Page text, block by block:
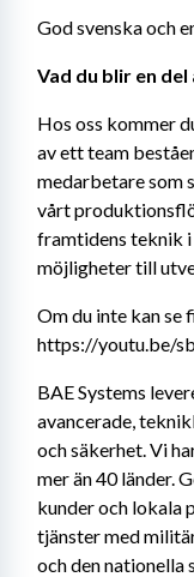
God svenska och
Vad du blir en del
Hos oss kommer
av ett team
medarbetare som
vårt
framtidens teknik
möjligheter till
Om du inte kan se
https://youtu.be/
BAE Systems
avancerade,
och säkerhet. Vi
mer än 40 länder.
kunder och lokala
tjänster med
och den nationella